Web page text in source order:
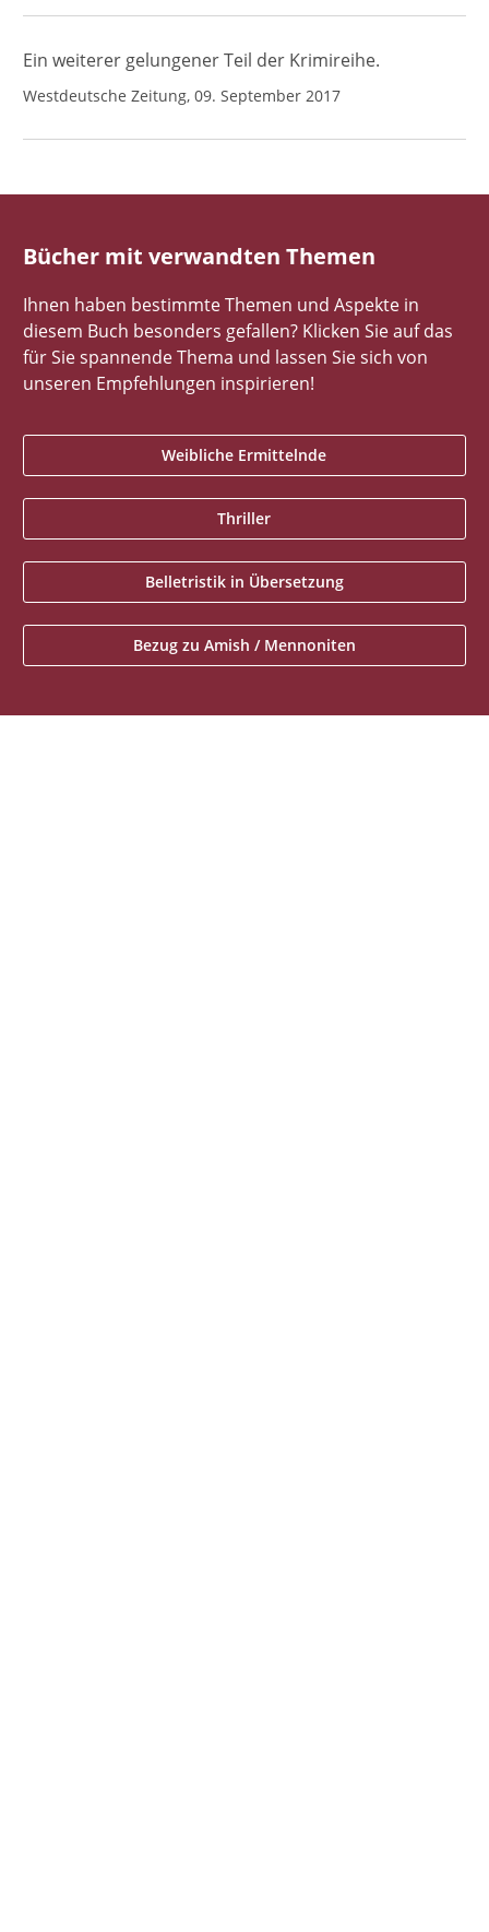
Ein weiterer gelungener Teil der Krimireihe.
Westdeutsche Zeitung, 09. September 2017
Bücher mit verwandten Themen
Ihnen haben bestimmte Themen und Aspekte in
diesem Buch besonders gefallen? Klicken Sie auf das
für Sie spannende Thema und lassen Sie sich von
unseren Empfehlungen inspirieren!
Weibliche Ermittelnde
Thriller
Belletristik in Übersetzung
Bezug zu Amish / Mennoniten